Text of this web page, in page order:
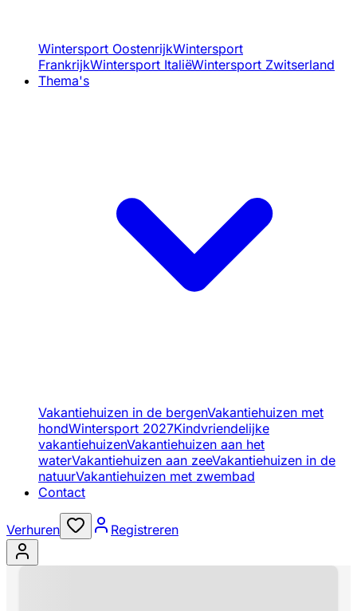
Wintersport OostenrijkWintersport
FrankrijkWintersport ItaliëWintersport Zwitserland
Thema's
Vakantiehuizen in de bergenVakantiehuizen met
hondWintersport 2027Kindvriendelijke
vakantiehuizenVakantiehuizen aan het
waterVakantiehuizen aan zeeVakantiehuizen in de
natuurVakantiehuizen met zwembad
Contact
Verhuren Registreren